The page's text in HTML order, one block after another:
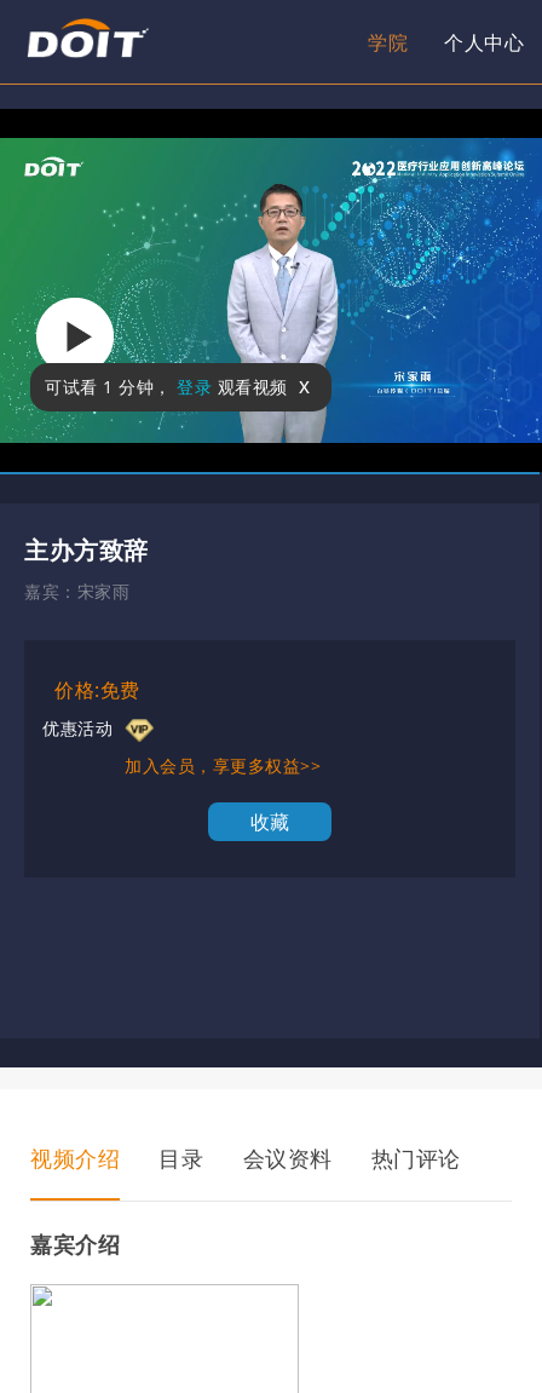
学院 个人中心
可试看 1 分钟 ， 登录 观看视频 x
主办方致辞
嘉宾： 宋家雨
价格:免费
优惠活动
加入会员，享更多权益>>
收藏
视频介绍 目录 会议资料 热门评论
嘉宾介绍